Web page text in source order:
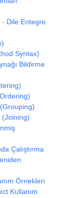
Dile Entegre
Syntax)
Bildirme
(Joining)
Çalıştırma
Örnekleri
Kullanım